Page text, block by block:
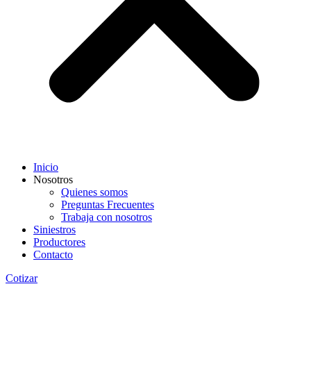
Inicio
Nosotros
Quienes somos
Preguntas Frecuentes
Trabaja con nosotros
Siniestros
Productores
Contacto
Cotizar